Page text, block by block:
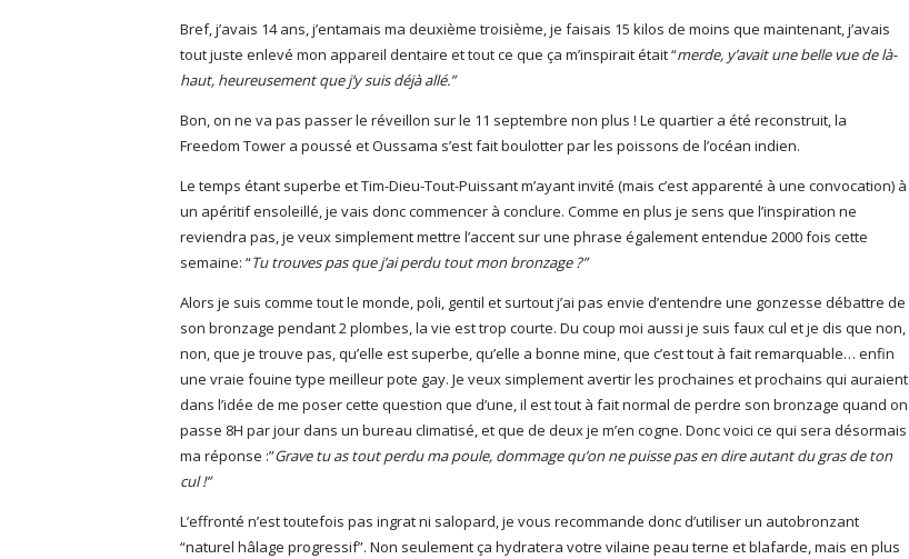
Bref, j’avais 14 ans, j’entamais ma deuxième troisième, je faisais 15 kilos de moins que maintenant, j’avais
tout juste enlevé mon appareil dentaire et tout ce que ça m’inspirait était “merde, y’avait une belle vue de là-
haut, heureusement que j’y suis déjà allé.”
Bon, on ne va pas passer le réveillon sur le 11 septembre non plus ! Le quartier a été reconstruit, la
Freedom Tower a poussé et Oussama s’est fait boulotter par les poissons de l’océan indien.
Le temps étant superbe et Tim-Dieu-Tout-Puissant m’ayant invité (mais c’est apparenté à une convocation) à
un apéritif ensoleillé, je vais donc commencer à conclure. Comme en plus je sens que l’inspiration ne
reviendra pas, je veux simplement mettre l’accent sur une phrase également entendue 2000 fois cette
semaine: “Tu trouves pas que j’ai perdu tout mon bronzage ?”
Alors je suis comme tout le monde, poli, gentil et surtout j’ai pas envie d’entendre une gonzesse débattre de
son bronzage pendant 2 plombes, la vie est trop courte. Du coup moi aussi je suis faux cul et je dis que non,
non, que je trouve pas, qu’elle est superbe, qu’elle a bonne mine, que c’est tout à fait remarquable… enfin
une vraie fouine type meilleur pote gay. Je veux simplement avertir les prochaines et prochains qui auraient
dans l’idée de me poser cette question que d’une, il est tout à fait normal de perdre son bronzage quand on
passe 8H par jour dans un bureau climatisé, et que de deux je m’en cogne. Donc voici ce qui sera désormais
ma réponse :”Grave tu as tout perdu ma poule, dommage qu’on ne puisse pas en dire autant du gras de ton
cul !”
L’effronté n’est toutefois pas ingrat ni salopard, je vous recommande donc d’utiliser un autobronzant
“naturel hâlage progressif”. Non seulement ça hydratera votre vilaine peau terne et blafarde, mais en plus